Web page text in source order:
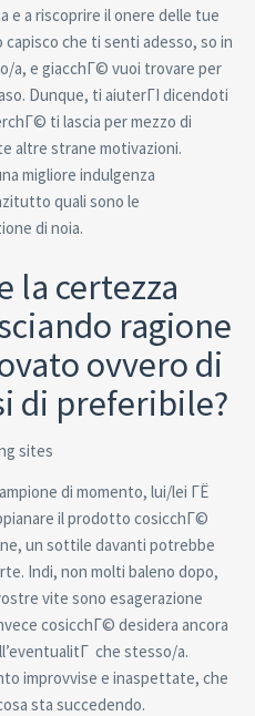
e a riscoprire il onere delle tue
che ti senti adesso, so in
a, e giacchГ© vuoi trovare per
Dunque, ti aiuterГІ dicendoti
ti lascia per mezzo di
altre strane motivazioni.
migliore indulgenza
quali sono le
di noia.
la certezza
ragione
ovvero di
di preferibile?
di momento, lui/lei ГЁ
il prodotto cosicchГ©
un sottile davanti potrebbe
Indi, non molti baleno dopo,
vite sono esagerazione
cosicchГ© desidera ancora
che stesso/a.
improvvise e inaspettate, che
sta succedendo.